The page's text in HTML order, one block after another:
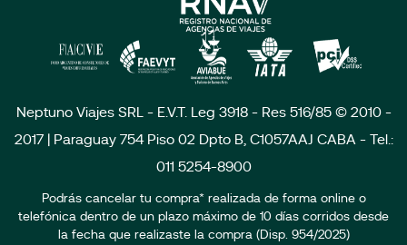
Neptuno Viajes SRL - E.V.T. Leg 3918 - Res 516/85 © 2010 -
2017 | Paraguay 754 Piso 02 Dpto B, C1057AAJ CABA - Tel.:
011 5254-8900
Podrás cancelar tu compra* realizada de forma online o
telefónica dentro de un plazo máximo de 10 días corridos desde
la fecha que realizaste la compra (Disp. 954/2025)